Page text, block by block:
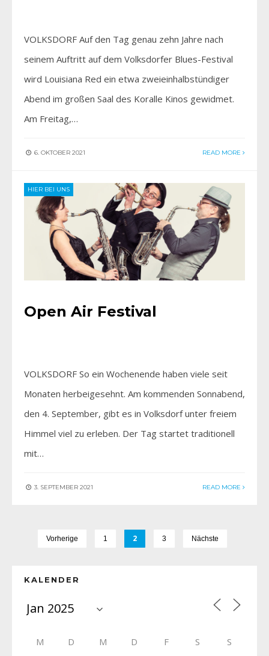
VOLKSDORF Auf den Tag genau zehn Jahre nach
seinem Auftritt auf dem Volksdorfer Blues-Festival
wird Louisiana Red ein etwa zweieinhalbstündiger
Abend im großen Saal des Koralle Kinos gewidmet.
Am Freitag,…
6. OKTOBER 2021 READ MORE
HIER BEI UNS
Open Air Festival
VOLKSDORF So ein Wochenende haben viele seit
Monaten herbeigesehnt. Am kommenden Sonnabend,
den 4. September, gibt es in Volksdorf unter freiem
Himmel viel zu erleben. Der Tag startet traditionell
mit…
3. SEPTEMBER 2021 READ MORE
Vorherige 1 2 3 Nächste
KALENDER
M D M D F S S